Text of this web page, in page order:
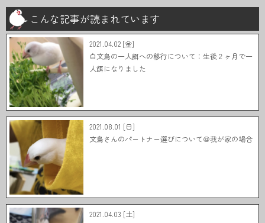
こんな記事が読まれています
2021.04.02 [金]
白文鳥の一人餌への移行について：生後２ヶ月で一
人餌になりました
2021.08.01 [日]
文鳥さんのパートナー選びについて＠我が家の場合
2021.04.03 [土]